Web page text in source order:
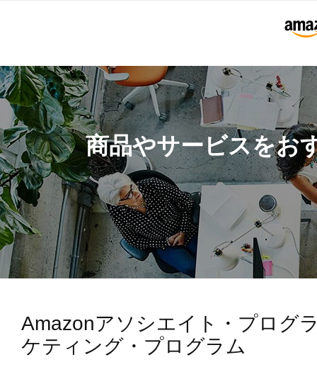
商品やサービスをお
Amazonアソシエイト・プログ
ケティング・プログラム